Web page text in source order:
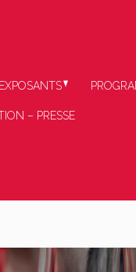
EXPOSANTS
– PRESSE